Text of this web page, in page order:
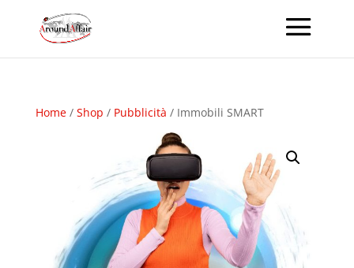
Home/ Shop / Pubblicità / Immobili SMART